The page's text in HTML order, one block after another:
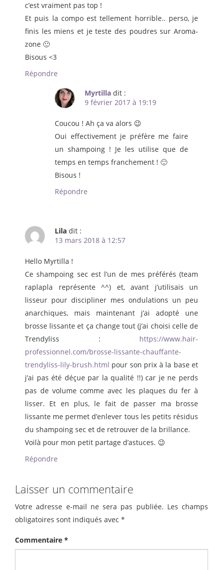
c’est vraiment pas top !
Et puis la compo est tellement horrible.. perso, je
finis les miens et je teste des poudres sur Aroma-
zone 🙂
Bisous <3
Répondre
Myrtilla dit :
9 février 2017 à 19:19
Coucou ! Ah ça va alors 😉
Oui effectivement je préfère me faire
un shampoing ! Je les utilise que de
temps en temps franchement ! 🙂
Bisous !
Répondre
Lila dit :
13 mars 2018 à 12:57
Hello Myrtilla !
Ce shampoing sec est l’un de mes préférés (team
raplapla représente ^^) et, avant j’utilisais un
lisseur pour discipliner mes ondulations un peu
anarchiques, mais maintenant j’ai adopté une
brosse lissante et ça change tout (j’ai choisi celle de
Trendyliss : https://www.hair-
professionnel.com/brosse-lissante-chauffante-
trendyliss-lily-brush.html pour son prix à la base et
j’ai pas été déçue par la qualité !!) car je ne perds
pas de volume comme avec les plaques du fer à
lisser. Et en plus, le fait de passer ma brosse
lissante me permet d’enlever tous les petits résidus
du shampoing sec et de retrouver de la brillance.
Voilà pour mon petit partage d’astuces. 😉
Répondre
Laisser un commentaire
Votre adresse e-mail ne sera pas publiée. Les champs
obligatoires sont indiqués avec *
Commentaire *